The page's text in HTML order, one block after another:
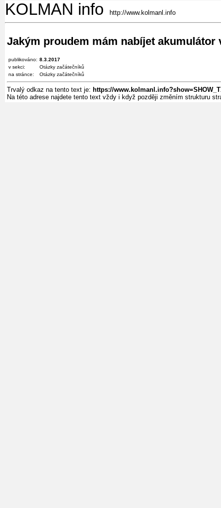
KOLMAN info http://www.kolmanl.info
Jakým proudem mám nabíjet akumulátor
publikováno: 8.3.2017
v sekci:
Otázky začátečníků
na stránce:
Otázky začátečníků
Trvalý odkaz na tento text je: https://
Na této adrese najdete tento text vždy i když později změním strukturu